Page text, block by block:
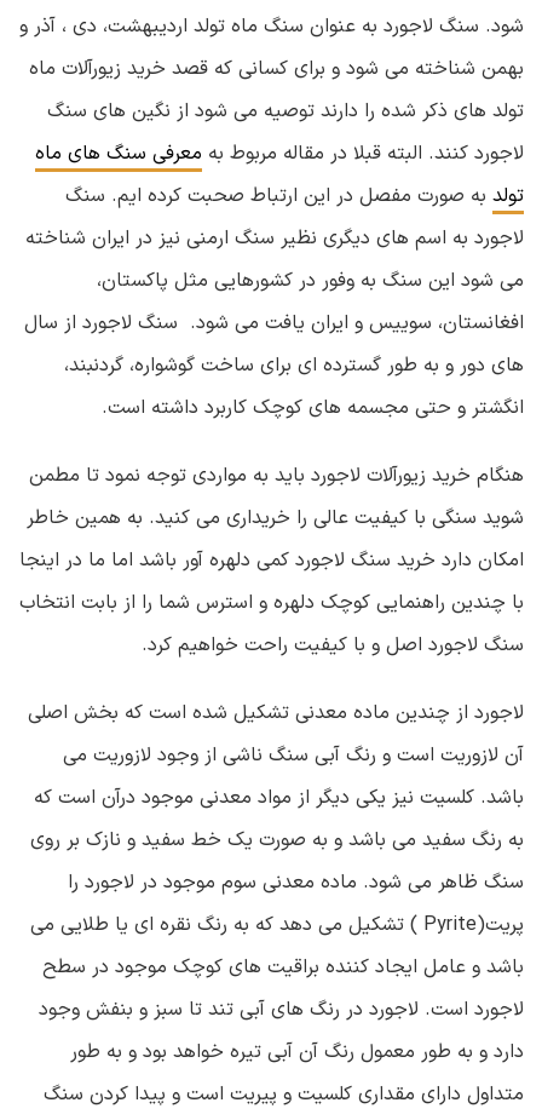
شود. سنگ لاجورد به عنوان سنگ ماه تولد اردیبهشت، دی ، آذر و
بهمن شناخته می شود و برای کسانی که قصد خرید زیورآلات ماه
تولد های ذکر شده را دارند توصیه می شود از نگین های سنگ
لاجورد کنند. البته قبلا در مقاله مربوط به معرفی سنگ های ماه
تولد به صورت مفصل در این ارتباط صحبت کرده ایم. سنگ
لاجورد به اسم های دیگری نظیر سنگ ارمنی نیز در ایران شناخته
می شود این سنگ به وفور در کشورهایی مثل پاکستان،
افغانستان، سوییس و ایران یافت می شود. سنگ لاجورد از سال
های دور و به طور گسترده ای برای ساخت گوشواره، گردنبند،
انگشتر و حتی مجسمه های کوچک کاربرد داشته است.
هنگام خرید زیورآلات لاجورد باید به مواردی توجه نمود تا مطمن
شوید سنگی با کیفیت عالی را خریداری می کنید. به همین خاطر
امکان دارد خرید سنگ لاجورد کمی دلهره آور باشد اما ما در اینجا
با چندین راهنمایی کوچک دلهره و استرس شما را از بابت انتخاب
سنگ لاجورد اصل و با کیفیت راحت خواهیم کرد.
لاجورد از چندین ماده معدنی تشکیل شده است که بخش اصلی
آن لازوریت است و رنگ آبی سنگ ناشی از وجود لازوریت می
باشد. کلسیت نیز یکی دیگر از مواد معدنی موجود درآن است که
به رنگ سفید می باشد و به صورت یک خط سفید و نازک بر روی
سنگ ظاهر می شود. ماده معدنی سوم موجود در لاجورد را
پریت(Pyrite ) تشکیل می دهد که به رنگ نقره ای یا طلایی می
باشد و عامل ایجاد کننده براقیت های کوچک موجود در سطح
لاجورد است. لاجورد در رنگ های آبی تند تا سبز و بنفش وجود
دارد و به طور معمول رنگ آن آبی تیره خواهد بود و به طور
متداول دارای مقداری کلسیت و پیریت است و پیدا کردن سنگ